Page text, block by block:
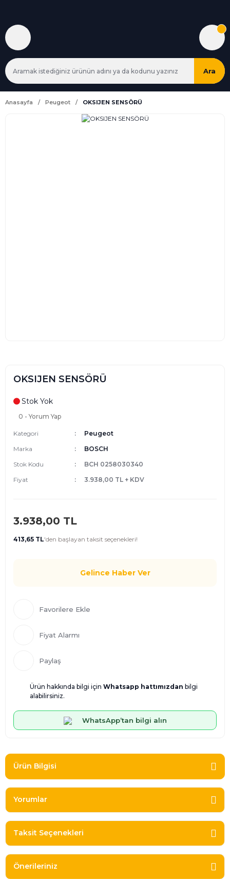
Ara
Anasayfa Peugeot OKSIJEN SENSÖRÜ
OKSIJEN SENSÖRÜ
Stok Yok
0 - Yorum Yap
Kategori
Peugeot
Marka
BOSCH
Stok Kodu
BCH 0258030340
Fiyat
3.938,00 TL + KDV
3.938,00 TL
413,65 TL'den başlayan taksit seçenekleri!
Gelince Haber Ver
Fiyat Alarmı
Paylaş
Ürün hakkında bilgi için Whatsapp hattımızdan bilgi
alabilirsiniz.
WhatsApp’tan bilgi alın
Ürün Bilgisi
Yorumlar
Taksit Seçenekleri
Önerileriniz